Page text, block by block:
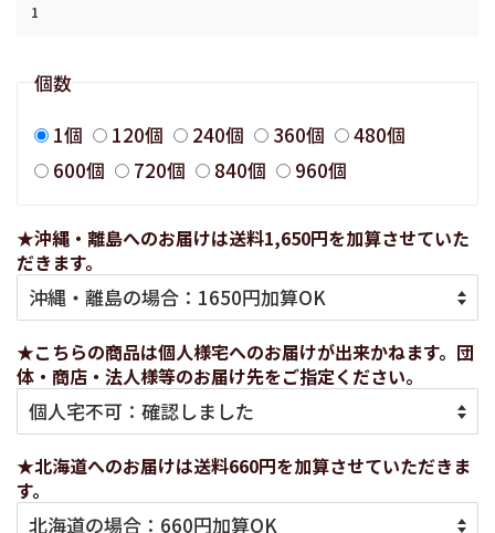
個数
1個
120個 240個 360個
480個
600個
720個 840個 960個
★沖縄・離島へのお届けは送料1,650円を加算させていた
だきます。
★こちらの商品は個人様宅へのお届けが出来かねます。団
体・商店・法人様等のお届け先をご指定ください。
★北海道へのお届けは送料660円を加算させていただきま
す。